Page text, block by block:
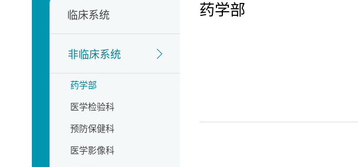
临床系统
非临床系统
药学部
医学检验科
预防保健科
医学影像科
药学部